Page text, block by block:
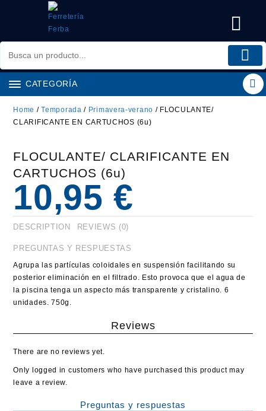
CATEGORÍA
Home /Temporada / Primavera-verano / FLOCULANTE/
CLARIFICANTE EN CARTUCHOS (6u)
FLOCULANTE/ CLARIFICANTE EN
CARTUCHOS (6u)
10,95 €
DESCRIPTION REVIEWS (0)
PREGUNTAS Y RESPUESTAS
Agrupa las partículas coloidales en suspensión facilitando su
posterior eliminación en el filtrado. Esto provoca que el agua de
la piscina tenga un aspecto más transparente y cristalino. 6
unidades. 750g.
Reviews
There are no reviews yet.
Only logged in customers who have purchased this product may
leave a review.
Preguntas y respuestas